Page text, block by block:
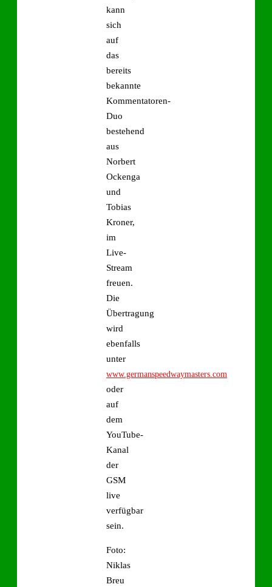
kann
sich
auf
das
bereits
bekannte
Kommentatoren-
Duo
bestehend
aus
Norbert
Ockenga
und
Tobias
Kroner,
im
Live-
Stream
freuen.
Die
Übertragung
wird
ebenfalls
unter
www.germanspeedwaymasters.com
oder
auf
dem
YouTube-
Kanal
der
GSM
live
verfügbar
sein.
Foto:
Niklas
Breu